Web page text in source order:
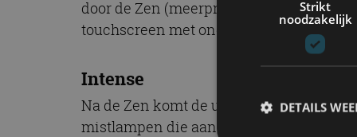
door de Zen (meerprijs 2.000 euro)
touchscreen met ondersteuning van
Intense
Na de Zen komt de uitvoering Intens
mistlampen die aan de uitrusting zijn
Strikt
noodzakelijk
DETAILS